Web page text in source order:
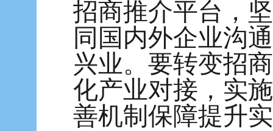
招商推介平台，
同国内外企业沟
兴业。要转变招
化产业对接，实
善机制保障提升